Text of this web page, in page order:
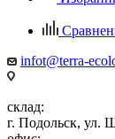
infot@terra-
склад:
г. Подольск, ул.